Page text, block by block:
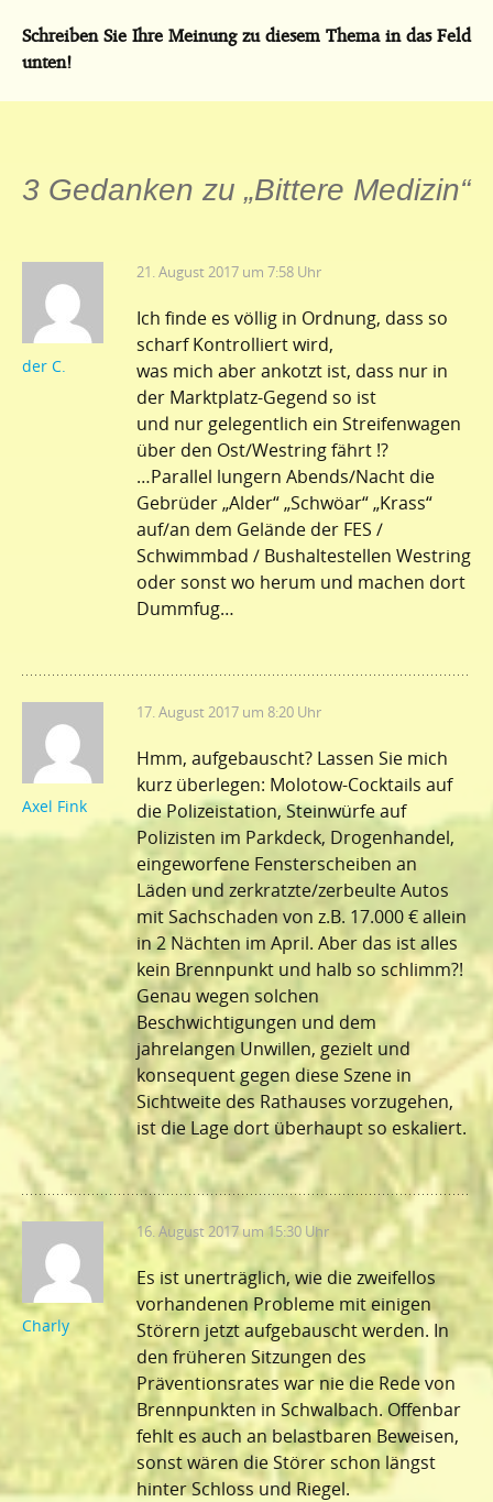
Schreiben Sie Ihre Meinung zu diesem Thema in das Feld
unten!
3 Gedanken zu „Bittere Medizin“
der C.
21. August 2017 um 7:58 Uhr
Ich finde es völlig in Ordnung, dass so
scharf Kontrolliert wird,
was mich aber ankotzt ist, dass nur in
der Marktplatz-Gegend so ist
und nur gelegentlich ein Streifenwagen
über den Ost/Westring fährt !?
…Parallel lungern Abends/Nacht die
Gebrüder „Alder“ „Schwöar“ „Krass“
auf/an dem Gelände der FES /
Schwimmbad / Bushaltestellen Westring
oder sonst wo herum und machen dort
Dummfug…
Axel Fink
17. August 2017 um 8:20 Uhr
Hmm, aufgebauscht? Lassen Sie mich
kurz überlegen: Molotow-Cocktails auf
die Polizeistation, Steinwürfe auf
Polizisten im Parkdeck, Drogenhandel,
eingeworfene Fensterscheiben an
Läden und zerkratzte/zerbeulte Autos
mit Sachschaden von z.B. 17.000 € allein
in 2 Nächten im April. Aber das ist alles
kein Brennpunkt und halb so schlimm?!
Genau wegen solchen
Beschwichtigungen und dem
jahrelangen Unwillen, gezielt und
konsequent gegen diese Szene in
Sichtweite des Rathauses vorzugehen,
ist die Lage dort überhaupt so eskaliert.
Charly
16. August 2017 um 15:30 Uhr
Es ist unerträglich, wie die zweifellos
vorhandenen Probleme mit einigen
Störern jetzt aufgebauscht werden. In
den früheren Sitzungen des
Präventionsrates war nie die Rede von
Brennpunkten in Schwalbach. Offenbar
fehlt es auch an belastbaren Beweisen,
sonst wären die Störer schon längst
hinter Schloss und Riegel.